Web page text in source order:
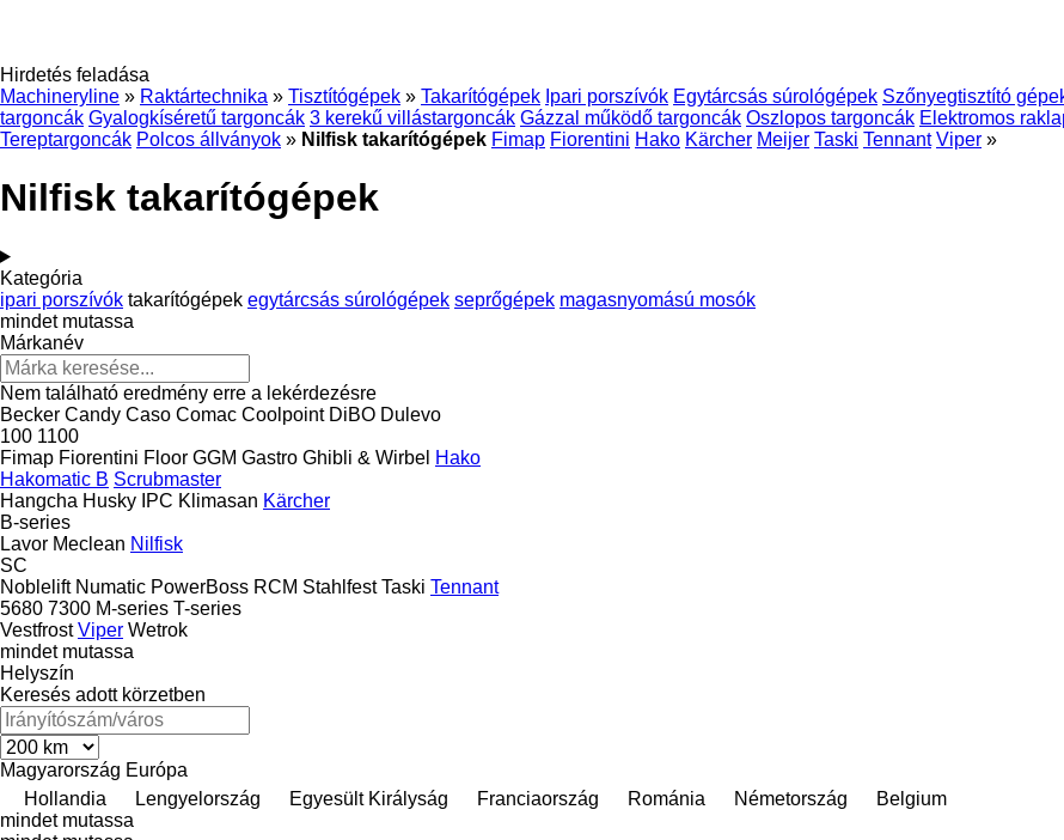
Hirdetés feladása
Machineryline » Raktártechnika » Tisztítógépek » Takarítógépek Ipari porszívók Egytárcsás súrológépek Szőnyegtisztító
targoncák Gyalogkíséretű targoncák 3 kerekű villástargoncák Gázzal működő targoncák Oszlopos targoncák Elektromos
Tereptargoncák Polcos állványok » Nilfisk takarítógépek Fimap Fiorentini Hako Kärcher Meijer Taski Tennant Viper »
Nilfisk takarítógépek
Kategória
ipari porszívók takarítógépek egytárcsás súrológépek seprőgépek magasnyomású mosók
mindet mutassa
Márkanév
Nem található eredmény erre a lekérdezésre
Becker Candy Caso Comac Coolpoint DiBO Dulevo
100 1100
Fimap Fiorentini Floor GGM Gastro Ghibli & Wirbel Hako
Hakomatic B Scrubmaster
Hangcha Husky IPC Klimasan Kärcher
B-series
Lavor Meclean Nilfisk
SC
Noblelift Numatic PowerBoss RCM Stahlfest Taski Tennant
5680 7300 M-series T-series
Vestfrost Viper Wetrok
mindet mutassa
Helyszín
Keresés adott körzetben
Magyarország Európa
Hollandia
Lengyelország Egyesült Királyság Franciaország Románia Németország
Belgium
mindet mutassa